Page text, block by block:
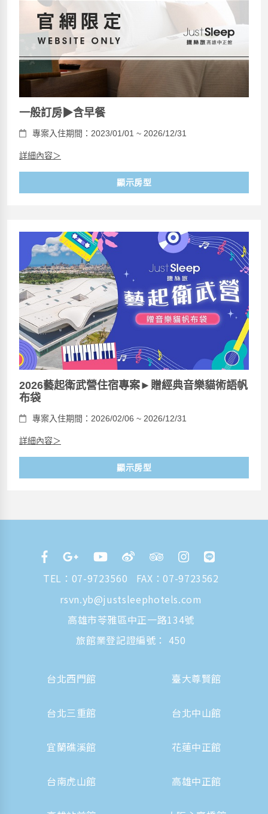
一般訂房▶含早餐
專案入住期間：2023/01/01 ~ 2026/12/31
詳細內容＞
顯示房型
2026藝起衛武營住宿專案►贈經典音樂貓術語帆
布袋
專案入住期間：2026/02/06 ~ 2026/12/31
詳細內容＞
顯示房型
TEL： 07-9723560
FAX：07-9723562
rsvn.yb@justsleephotels.com
高雄市苓雅區中正一路134號
旅館業登記證編號： 450
台北西門館 臺大尊賢館
台北三重館 台北中山館
宜蘭礁溪館 花蓮中正館
台南虎山館 高雄中正館